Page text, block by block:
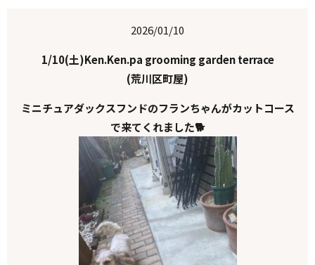
2026/01/10
1/10(土)Ken.Ken.pa grooming garden terrace
(荒川区町屋)
ミニチュアダックスフンドのフランちゃんがカットコース
で来てくれました🐕